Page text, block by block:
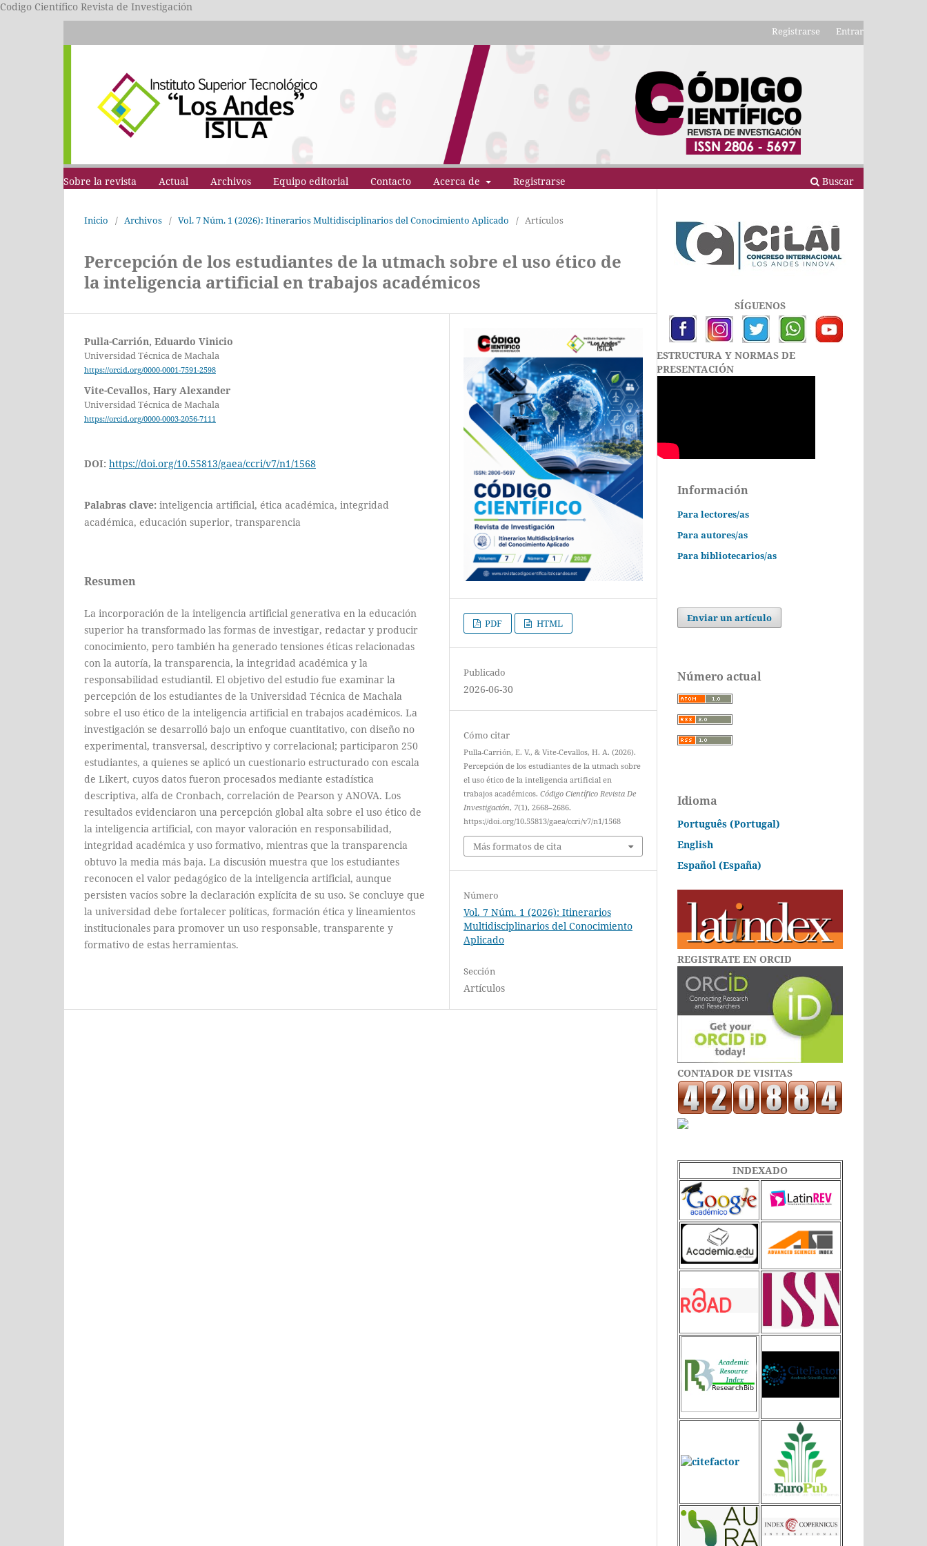
Codigo Científico Revista de Investigación
Sobre la revista Actual Archivos Equipo editorial Contacto Acerca de Registrarse Buscar
Registrarse Entrar
Inicio / Archivos / Vol. 7 Núm. 1 (2026): Itinerarios Multidisciplinarios del Conocimiento Aplicado / Artículos
Percepción de los estudiantes de la utmach sobre el uso ético de
la inteligencia artificial en trabajos académicos
Pulla-Carrión, Eduardo Vinicio
Universidad Técnica de Machala
https://orcid.org/0000-0001-7591-2598
Vite-Cevallos, Hary Alexander
Universidad Técnica de Machala
https://orcid.org/0000-0003-2056-7111
DOI: https://doi.org/10.55813/gaea/ccri/v7/n1/1568
Palabras clave: inteligencia artificial, ética académica, integridad
académica, educación superior, transparencia
Resumen
La incorporación de la inteligencia artificial generativa en la educación
superior ha transformado las formas de investigar, redactar y producir
conocimiento, pero también ha generado tensiones éticas relacionadas
con la autoría, la transparencia, la integridad académica y la
responsabilidad estudiantil. El objetivo del estudio fue examinar la
percepción de los estudiantes de la Universidad Técnica de Machala
sobre el uso ético de la inteligencia artificial en trabajos académicos. La
investigación se desarrolló bajo un enfoque cuantitativo, con diseño no
experimental, transversal, descriptivo y correlacional; participaron 250
estudiantes, a quienes se aplicó un cuestionario estructurado con escala
de Likert, cuyos datos fueron procesados mediante estadística
descriptiva, alfa de Cronbach, correlación de Pearson y ANOVA. Los
resultados evidenciaron una percepción global alta sobre el uso ético de
la inteligencia artificial, con mayor valoración en responsabilidad,
integridad académica y uso formativo, mientras que la transparencia
obtuvo la media más baja. La discusión muestra que los estudiantes
reconocen el valor pedagógico de la inteligencia artificial, aunque
persisten vacíos sobre la declaración explícita de su uso. Se concluye que
la universidad debe fortalecer políticas, formación ética y lineamientos
institucionales para promover un uso responsable, transparente y
formativo de estas herramientas.
PDF HTML
Publicado
2026-06-30
Cómo citar
Pulla-Carrión, E. V., & Vite-Cevallos, H. A. (2026).
Percepción de los estudiantes de la utmach sobre
el uso ético de la inteligencia artificial en
trabajos académicos.Código Científico Revista De
Investigación, 7(1), 2668–2686.
https://doi.org/10.55813/gaea/ccri/v7/n1/1568
Más formatos de cita
Número
Vol. 7 Núm. 1 (2026): Itinerarios
Multidisciplinarios del Conocimiento
Aplicado
Sección
Artículos
SÍGUENOS
ESTRUCTURA Y NORMAS DE
PRESENTACIÓN
Información
Para lectores/as
Para autores/as
Para bibliotecarios/as
Enviar un artículo
Número actual
Idioma
Português (Portugal)
English
Español (España)
REGISTRATE EN ORCID
CONTADOR DE VISITAS
INDEXADO